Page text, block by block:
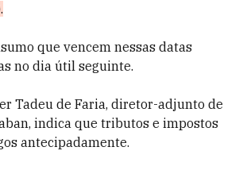
que vencem nessas datas
no dia útil seguinte.
Tadeu de Faria, diretor-adjunto de
indica que tributos e impostos
antecipadamente.